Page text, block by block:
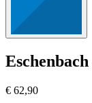
Eschenbach
€ 62,90